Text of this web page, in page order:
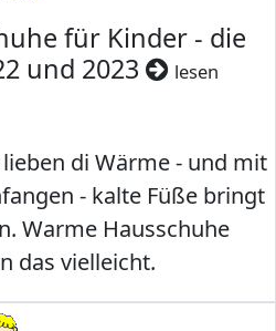
für Kinder - die
und 2023
lesen
di Wärme - und mit
- kalte Füße bringt
Warme Hausschuhe
das vielleicht.